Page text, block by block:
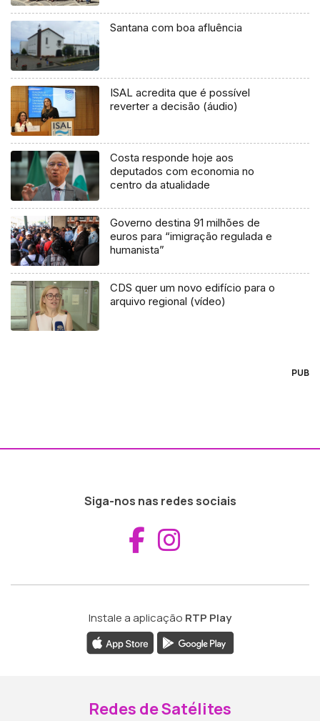
Santana com boa afluência
ISAL acredita que é possível
reverter a decisão (áudio)
Costa responde hoje aos
deputados com economia no
centro da atualidade
Governo destina 91 milhões de
euros para “imigração regulada e
humanista”
CDS quer um novo edifício para o
arquivo regional (vídeo)
PUB
Siga-nos nas redes sociais
Aceder ao
Instale a aplicação RTP Play
Redes de Satélites